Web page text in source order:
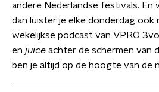
andere Nederlandse festivals. En
dan luister je elke donderdag ook
wekelijkse podcast van VPRO
en juice achter de schermen van
ben je altijd op de hoogte van de